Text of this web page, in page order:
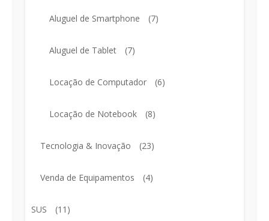
Aluguel de Smartphone (7)
Aluguel de Tablet (7)
Locação de Computador (6)
Locação de Notebook (8)
Tecnologia & Inovação (23)
Venda de Equipamentos (4)
SUS (11)